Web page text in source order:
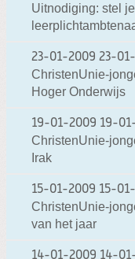
Uitnodiging: stel
23-01-2009 23-
ChristenUnie-
Hoger Onderwijs
19-01-2009 19-
ChristenUnie-
Irak
15-01-2009 15-
ChristenUnie-
van het jaar
14-01-2009 14-